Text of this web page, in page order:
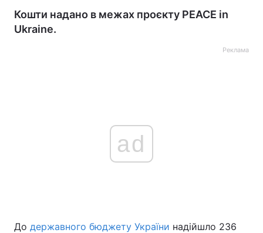
Війна
Кошти надано в межах проєкту PEACE in
Ukraine.
Реклама
ad
До державного бюджету України надійшло 236